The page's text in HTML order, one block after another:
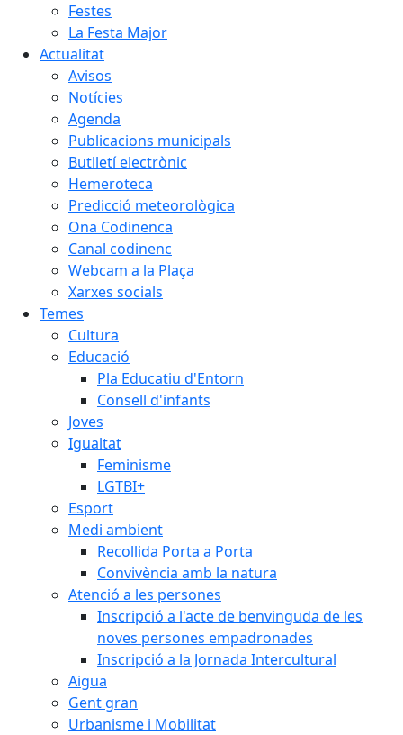
Festes
La Festa Major
Actualitat
Avisos
Notícies
Agenda
Publicacions municipals
Butlletí electrònic
Hemeroteca
Predicció meteorològica
Ona Codinenca
Canal codinenc
Webcam a la Plaça
Xarxes socials
Temes
Cultura
Educació
Pla Educatiu d'Entorn
Consell d'infants
Joves
Igualtat
Feminisme
LGTBI+
Esport
Medi ambient
Recollida Porta a Porta
Convivència amb la natura
Atenció a les persones
Inscripció a l'acte de benvinguda de les
noves persones empadronades
Inscripció a la Jornada Intercultural
Aigua
Gent gran
Urbanisme i Mobilitat